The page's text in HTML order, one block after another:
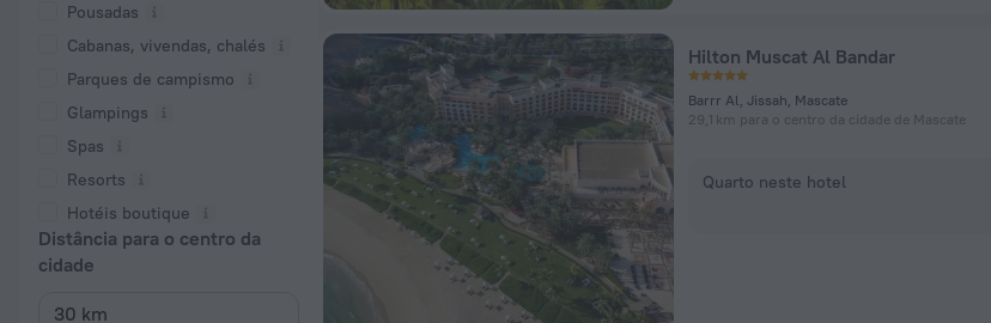
Pousadas
Cabanas, vivendas, chalés
Parques de campismo
Glampings
Spas
Resorts
Hotéis boutique
Distância para o centro da
cidade
Hilton Muscat Al Bandar
Barrr Al, Jissah, Mascate
29,1 km para o centro da cidade de Mascate
Quarto neste hotel